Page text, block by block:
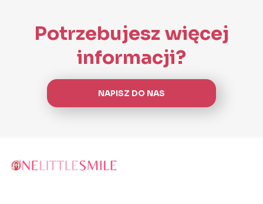
Potrzebujesz więcej
informacji?
NAPISZ DO NAS